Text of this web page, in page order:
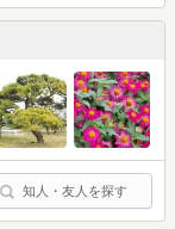
知人・友人を探す